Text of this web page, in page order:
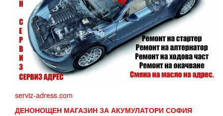
serviz-adress.com
ДЕНОНОЩЕН МАГАЗИН ЗА АКУМУЛАТОРИ СОФИЯ